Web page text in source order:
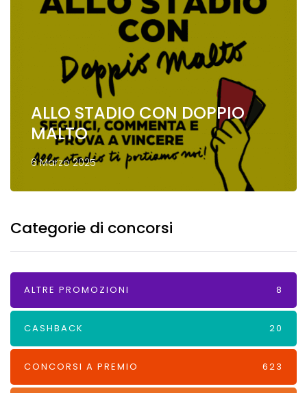
ALLO STADIO CON DOPPIO
MALTO
6 Marzo 2025
Categorie di concorsi
ALTRE PROMOZIONI 8
CASHBACK 20
CONCORSI A PREMIO 623